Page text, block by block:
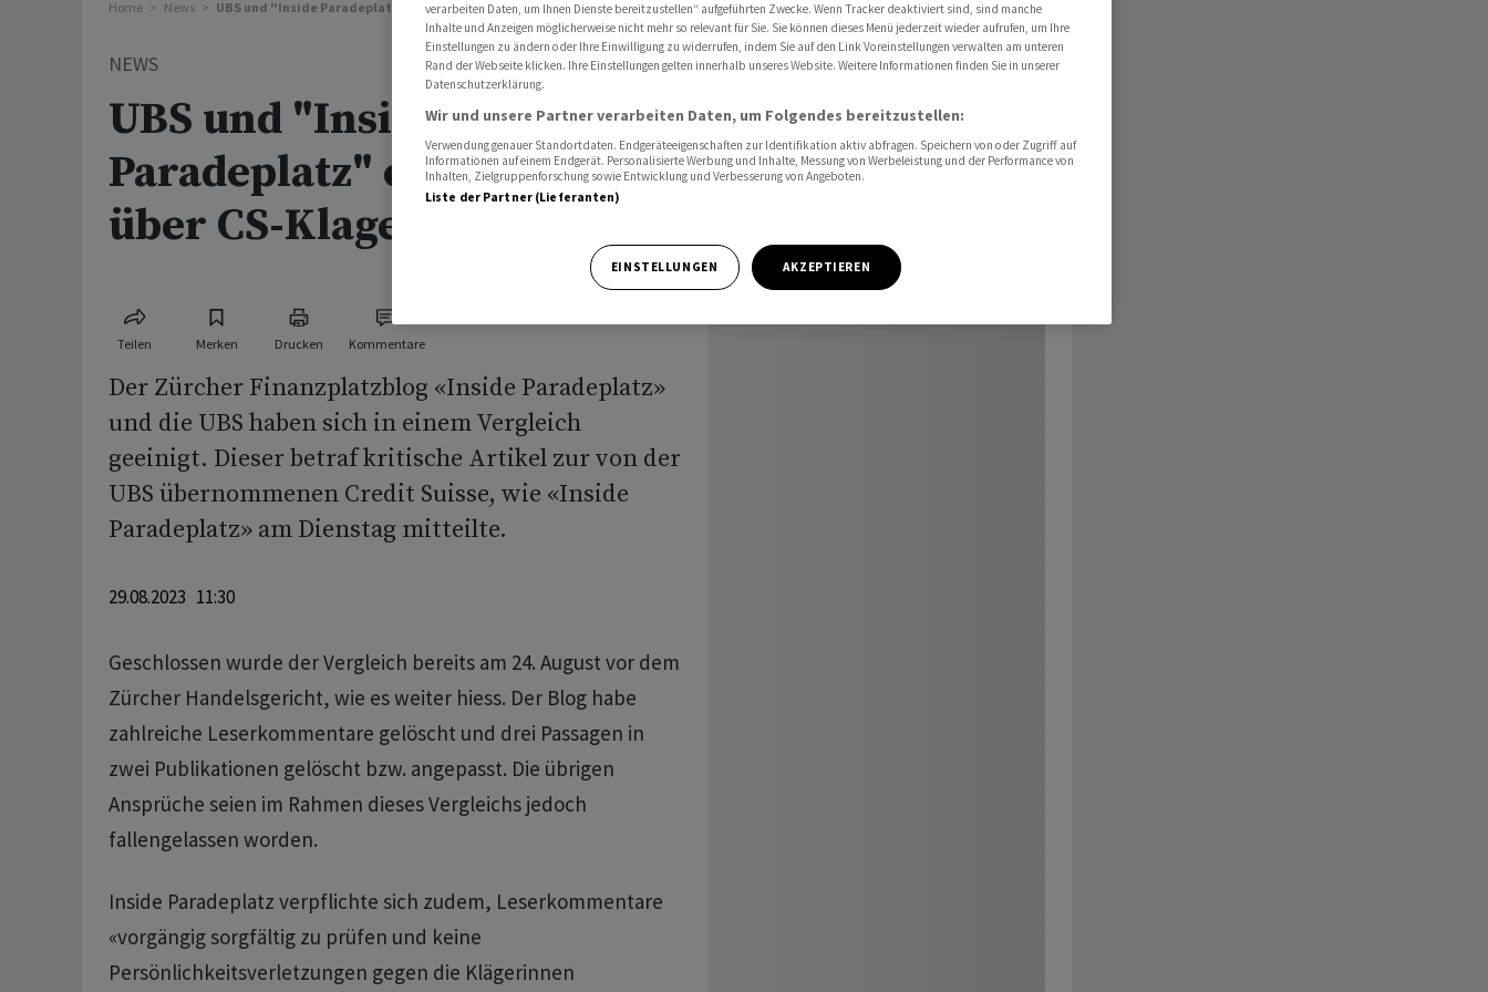
Home News UBS und "Inside Paradeplatz" einigen sich über CS-Klage
NEWS
UBS und "Inside
Paradeplatz" einigen sich
über CS-Klage
Teilen Merken Drucken Kommentare
Der Zürcher Finanzplatzblog «Inside Paradeplatz»
und die UBS haben sich in einem Vergleich
geeinigt. Dieser betraf kritische Artikel zur von der
UBS übernommenen Credit Suisse, wie «Inside
Paradeplatz» am Dienstag mitteilte.
29.08.2023 11:30
Geschlossen wurde der Vergleich bereits am 24. August vor dem
Zürcher Handelsgericht, wie es weiter hiess. Der Blog habe
zahlreiche Leserkommentare gelöscht und drei Passagen in
zwei Publikationen gelöscht bzw. angepasst. Die übrigen
Ansprüche seien im Rahmen dieses Vergleichs jedoch
fallengelassen worden.
Inside Paradeplatz verpflichte sich zudem, Leserkommentare
«vorgängig sorgfältig zu prüfen und keine
Persönlichkeitsverletzungen gegen die Klägerinnen
verarbeiten Daten, um Ihnen Dienste bereitzustellen“ aufgeführten Zwecke. Wenn Tracker deaktiviert sind, sind manche
Inhalte und Anzeigen möglicherweise nicht mehr so relevant für Sie. Sie können dieses Menü jederzeit wieder aufrufen, um Ihre
Einstellungen zu ändern oder Ihre Einwilligung zu widerrufen, indem Sie auf den Link Voreinstellungen verwalten am unteren
Rand der Webseite klicken. Ihre Einstellungen gelten innerhalb unseres Website. Weitere Informationen finden Sie in unserer
Datenschutzerklärung.
Wir und unsere Partner verarbeiten Daten, um Folgendes bereitzustellen:
Verwendung genauer Standortdaten. Endgeräteeigenschaften zur Identifikation aktiv abfragen. Speichern von oder Zugriff auf
Informationen auf einem Endgerät. Personalisierte Werbung und Inhalte, Messung von Werbeleistung und der Performance von
Inhalten, Zielgruppenforschung sowie Entwicklung und Verbesserung von Angeboten.
Liste der Partner (Lieferanten)
EINSTELLUNGEN AKZEPTIEREN